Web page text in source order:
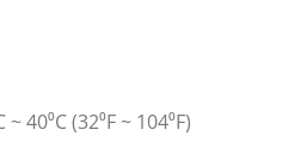
40⁰C (32⁰F ~ 104⁰F)